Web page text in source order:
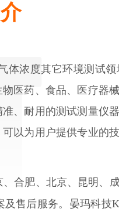
体浓度其它环境测试
医药、食品、医疗器
、耐用的测试测量仪
以为用户提供专业的
合肥、北京、昆明、
售后服务。晏玛科技